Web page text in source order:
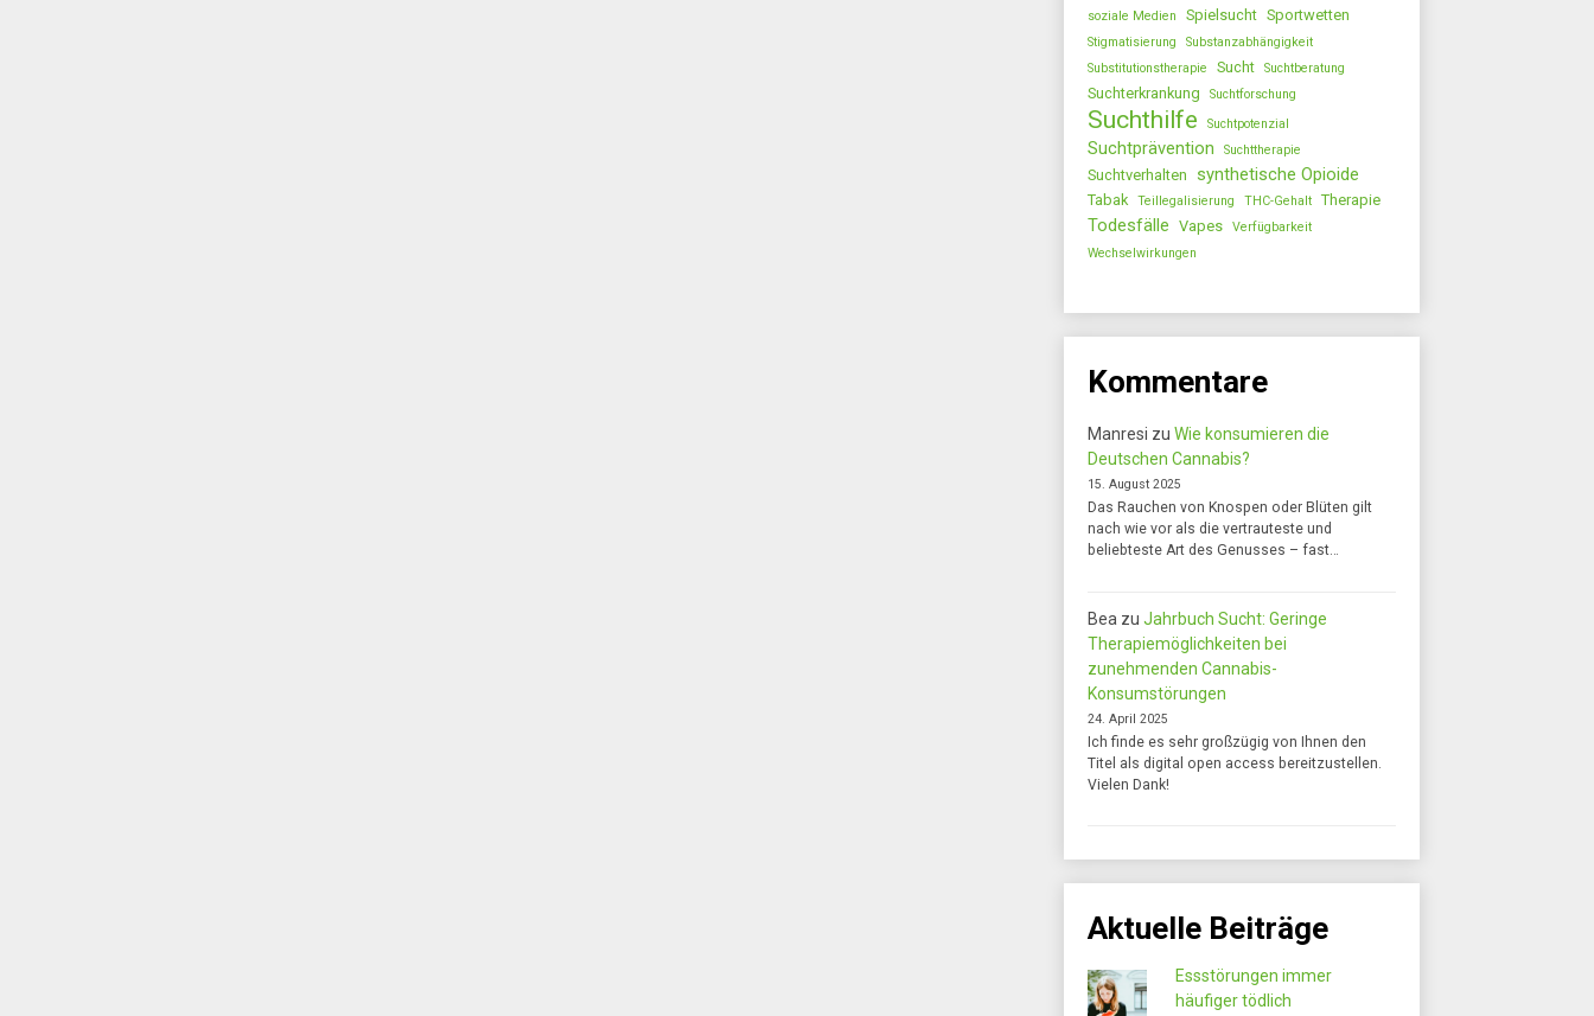
soziale Medien Spielsucht Sportwetten
Stigmatisierung
Substanzabhängigkeit
Substitutionstherapie
Sucht Suchtberatung
Suchterkrankung Suchtforschung
Suchthilfe Suchtpotenzial
Suchtprävention Suchttherapie
Suchtverhalten synthetische Opioide
Tabak Teillegalisierung THC-Gehalt Therapie
Todesfälle Vapes
Verfügbarkeit
Wechselwirkungen
Kommentare
Manresi zu Wie konsumieren die
Deutschen Cannabis?
15. August 2025
Das Rauchen von Knospen oder Blüten gilt
nach wie vor als die vertrauteste und
beliebteste Art des Genusses – fast…
Bea zu Jahrbuch Sucht: Geringe
Therapiemöglichkeiten bei
zunehmenden Cannabis-
Konsumstörungen
24. April 2025
Ich finde es sehr großzügig von Ihnen den
Titel als digital open access bereitzustellen.
Vielen Dank!
Aktuelle Beiträge
Essstörungen immer
häufiger tödlich